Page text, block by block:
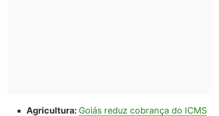
Agricultura: Goiás reduz cobrança do ICMS